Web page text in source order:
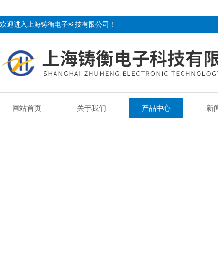
欢迎进入上海铸衡电子科技有限公司！
网站首页 关于我们 产品中心 新